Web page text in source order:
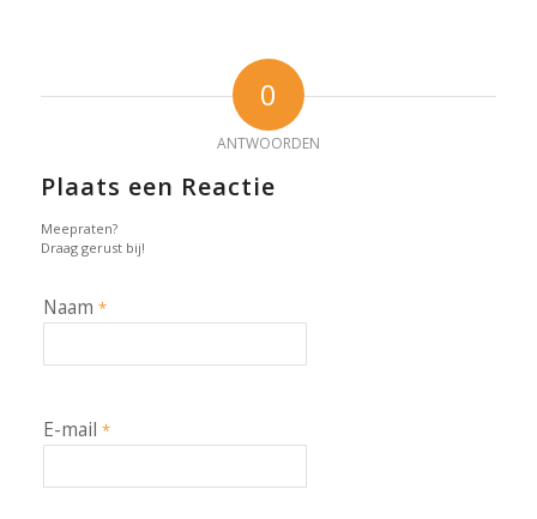
0
ANTWOORDEN
Plaats een Reactie
Meepraten?
Draag gerust bij!
Naam *
E-mail *